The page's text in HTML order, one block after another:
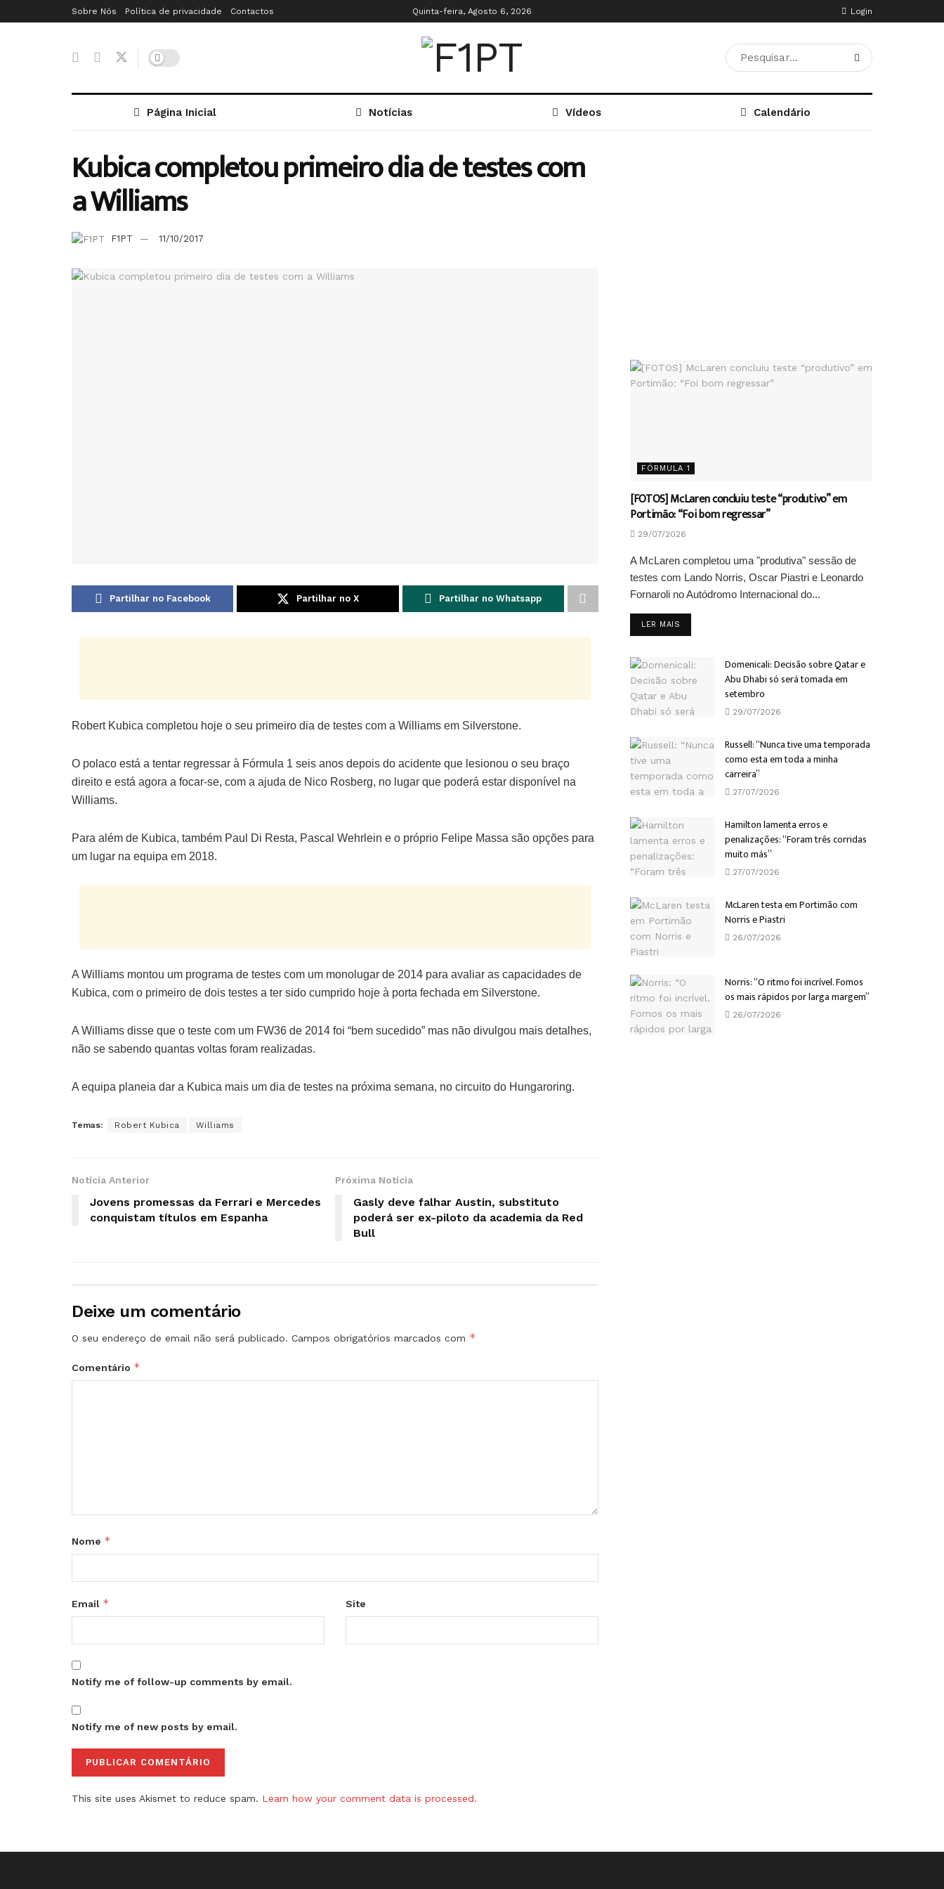
Sobre Nós Política de privacidade Contactos Quinta-feira, Agosto 6, 2026 Login
Página Inicial Notícias Vídeos Calendário
Kubica completou primeiro dia de testes com
a Williams
F1PT 11/10/2017
Partilhar no Facebook Partilhar no X Partilhar no Whatsapp
Robert Kubica completou hoje o seu primeiro dia de testes com a Williams em Silverstone.
O polaco está a tentar regressar à Fórmula 1 seis anos depois do acidente que lesionou o seu braço
direito e está agora a focar-se, com a ajuda de Nico Rosberg, no lugar que poderá estar disponível na
Williams.
Para além de Kubica, também Paul Di Resta, Pascal Wehrlein e o próprio Felipe Massa são opções para
um lugar na equipa em 2018.
A Williams montou um programa de testes com um monolugar de 2014 para avaliar as capacidades de
Kubica, com o primeiro de dois testes a ter sido cumprido hoje à porta fechada em Silverstone.
A Williams disse que o teste com um FW36 de 2014 foi “bem sucedido” mas não divulgou mais detalhes,
não se sabendo quantas voltas foram realizadas.
A equipa planeia dar a Kubica mais um dia de testes na próxima semana, no circuito do Hungaroring.
Temas: Robert Kubica Williams
Notícia Anterior
Jovens promessas da Ferrari e Mercedes
conquistam títulos em Espanha
Próxima Notícia
Gasly deve falhar Austin, substituto
poderá ser ex-piloto da academia da Red
Bull
Deixe um comentário
O seu endereço de email não será publicado. Campos obrigatórios marcados com *
Comentário *
Nome *
Email * Site
Notify me of follow-up comments by email.
Notify me of new posts by email.
This site uses Akismet to reduce spam. Learn how your comment data is processed.
FÓRMULA 1
[FOTOS] McLaren concluiu teste “produtivo” em
Portimão: “Foi bom regressar”
29/07/2026
A McLaren completou uma "produtiva" sessão de
testes com Lando Norris, Oscar Piastri e Leonardo
Fornaroli no Autódromo Internacional do...
LER MAIS
Domenicali: Decisão sobre Qatar e
Abu Dhabi só será tomada em
setembro
29/07/2026
Russell: “Nunca tive uma temporada
como esta em toda a minha
carreira”
27/07/2026
Hamilton lamenta erros e
penalizações: “Foram três corridas
muito más”
27/07/2026
McLaren testa em Portimão com
Norris e Piastri
26/07/2026
Norris: “O ritmo foi incrível. Fomos
os mais rápidos por larga margem”
26/07/2026